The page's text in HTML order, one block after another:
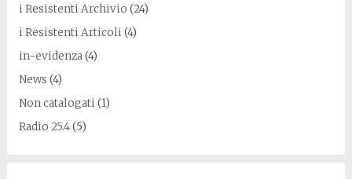
i Resistenti Archivio (24)
i Resistenti Articoli (4)
in-evidenza(4)
News (4)
Non catalogati (1)
Radio 25.4(5)